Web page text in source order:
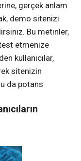
gerçek anlam
demo sitenizi
Bu metinler,
etmenize
kullanıcılar,
sitenizin
da potans